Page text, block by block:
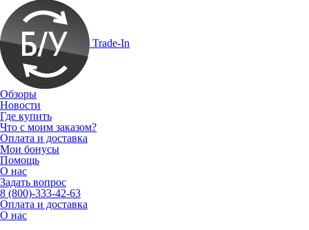
Trade-In
Обзоры
Новости
Где купить
Что с моим заказом?
Оплата и доставка
Мои бонусы
Помощь
О нас
Задать вопрос
8 (800)-333-42-63
Оплата и доставка
О нас